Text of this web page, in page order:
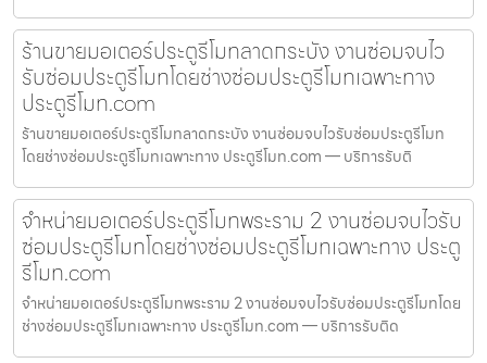
ร้านขายมอเตอร์ประตูรีโมทลาดกระบัง งานซ่อมจบไว
รับซ่อมประตูรีโมทโดยช่างซ่อมประตูรีโมทเฉพาะทาง
ประตูรีโมท.com
ร้านขายมอเตอร์ประตูรีโมทลาดกระบัง งานซ่อมจบไวรับซ่อมประตูรีโมท
โดยช่างซ่อมประตูรีโมทเฉพาะทาง ประตูรีโมท.com — บริการรับติ
จำหน่ายมอเตอร์ประตูรีโมทพระราม 2 งานซ่อมจบไวรับ
ซ่อมประตูรีโมทโดยช่างซ่อมประตูรีโมทเฉพาะทาง ประตู
รีโมท.com
จำหน่ายมอเตอร์ประตูรีโมทพระราม 2 งานซ่อมจบไวรับซ่อมประตูรีโมทโดย
ช่างซ่อมประตูรีโมทเฉพาะทาง ประตูรีโมท.com — บริการรับติด